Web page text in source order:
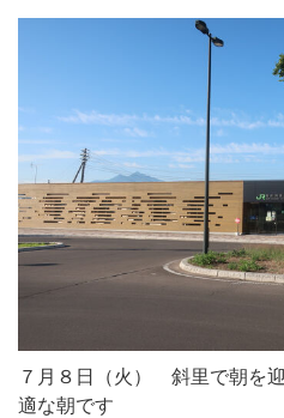
７月８日（火） 斜里で朝を
適な朝です